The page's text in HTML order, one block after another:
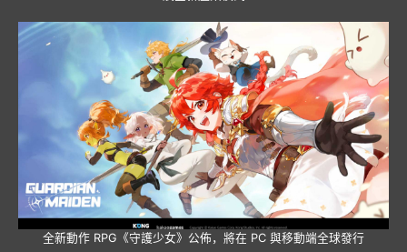
中南卡通打造 “IP + 科技 + 文旅” 融合標杆，開創國漫實體化可持續發
展全新產業模式